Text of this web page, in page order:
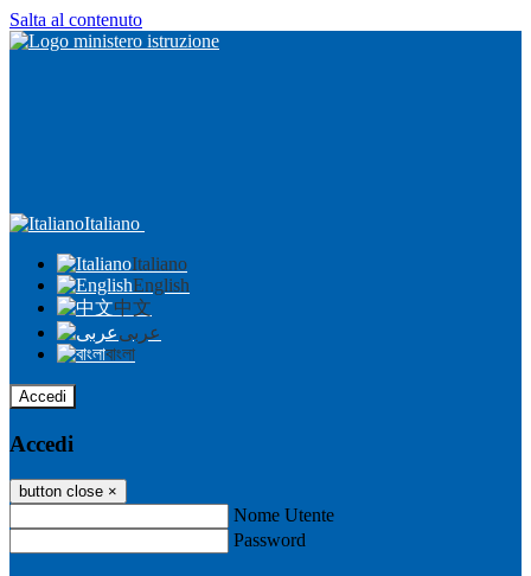
Salta al contenuto
Italiano
Italiano
English
中文
عربى
বাংলা
Accedi
Accedi
button close ×
Nome Utente
Password